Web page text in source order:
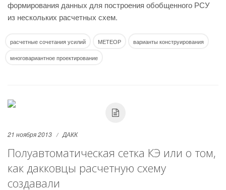
формирования данных для построения обобщенного РСУ
из нескольких расчетных схем.
расчетные сочетания усилий МЕТЕОР
варианты конструирования
многовариантное проектирование
21 ноября 2013 ДАКК
Полуавтоматическая сетка КЭ или о том,
как дакковцы расчетную схему
создавали